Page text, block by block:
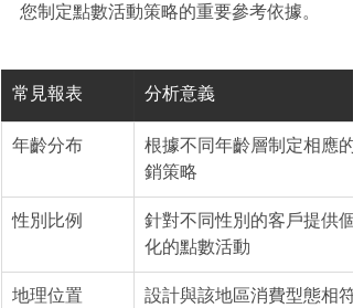
您制定點數活動策略的重要參考依據。
常見報表 分析意義
年齡分布
根據不同年齡層制定相應的
銷策略
性別比例
針對不同性別的客戶提供個
化的點數活動
地理位置
設計與該地區消費型態相符